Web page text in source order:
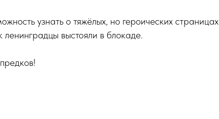
узнать о тяжёлых, но героических страницах
выстояли в блокаде.